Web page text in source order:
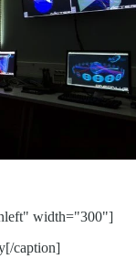
width="300"]
caption]